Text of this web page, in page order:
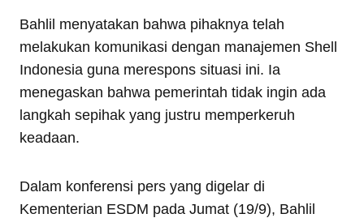
Bahlil menyatakan bahwa pihaknya telah
melakukan komunikasi dengan manajemen Shell
Indonesia guna merespons situasi ini. Ia
menegaskan bahwa pemerintah tidak ingin ada
langkah sepihak yang justru memperkeruh
keadaan.
Dalam konferensi pers yang digelar di
Kementerian ESDM pada Jumat (19/9), Bahlil